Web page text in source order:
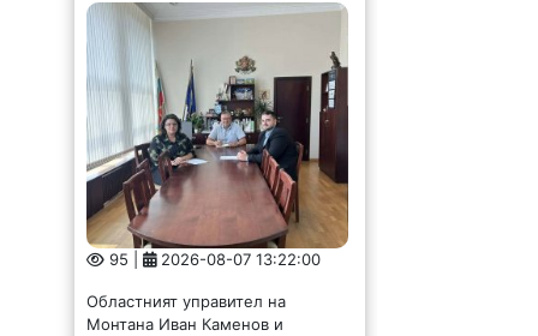
95 | 2026-08-07 13:22:00
Областният управител на
Монтана Иван Каменов и